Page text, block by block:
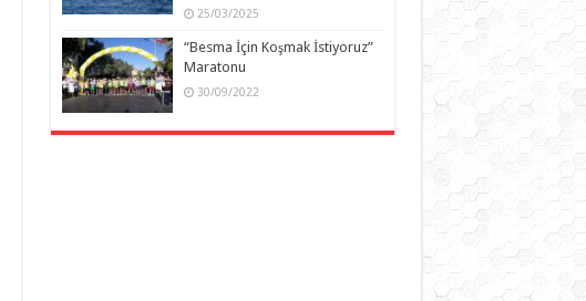
25/03/2025
“Besma İçin Koşmak İstiyoruz”
Maratonu
30/09/2022